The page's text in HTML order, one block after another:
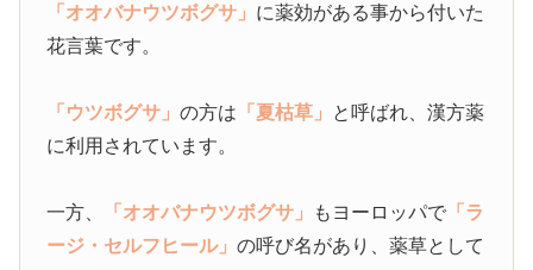
「オオバナウツボグサ」 に薬効がある事から付いた
花言葉です。
「ウツボグサ」の方は 「夏枯草」 と呼ばれ、漢方薬
に利用されています。
一方、 「オオバナウツボグサ」 もヨーロッパで 「ラ
ージ・セルフヒール」の呼び名があり、薬草として